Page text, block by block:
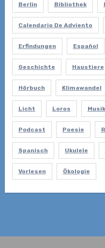
Berlin Bibliothek
Calendario De Adviento
Erfindungen Español
Geschichte Haustiere
Hörbuch Klimawandel
Licht Loros Musik
Podcast Poesie
Spanisch Ukulele
Vorlesen Ökologie